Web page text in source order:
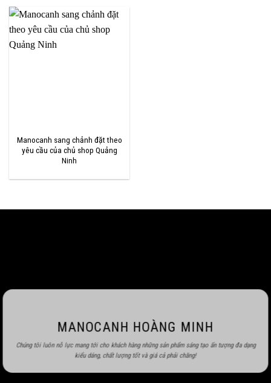
Manocanh sang chảnh đặt theo
yêu cầu của chủ shop Quảng
Ninh
MANOCANH HOÀNG MINH
Chúng tôi luôn nỗ lực mang tới cho khách hàng những sản phẩm sáng tạo ấn tượng đa dạng
kiểu dáng, chất lượng tốt và giá cả phải chăng!